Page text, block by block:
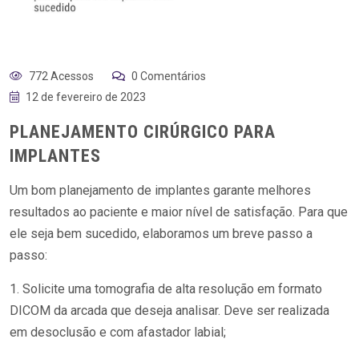
772 Acessos
0 Comentários
12 de fevereiro de 2023
PLANEJAMENTO CIRÚRGICO PARA
IMPLANTES
Um bom planejamento de implantes garante melhores
resultados ao paciente e maior nível de satisfação. Para que
ele seja bem sucedido, elaboramos um breve passo a
passo:
1. Solicite uma tomografia de alta resolução em formato
DICOM da arcada que deseja analisar. Deve ser realizada
em desoclusão e com afastador labial;